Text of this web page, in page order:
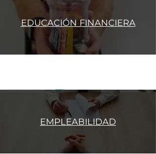
EDUCACIÓN FINANCIERA
EMPLEABILIDAD